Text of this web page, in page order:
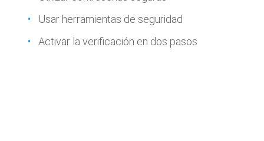
Usar herramientas de seguridad
Activar la verificación en dos pasos